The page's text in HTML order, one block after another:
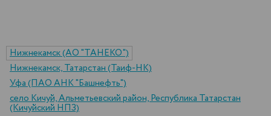
Нижнекамск (АО "ТАНЕКО")
Нижнекамск, Татарстан (Таиф-НК)
Уфа (ПАО АНК "Башнефть")
село Кичуй, Альметьевский район, Республика Татарстан
(Кичуйский НПЗ)